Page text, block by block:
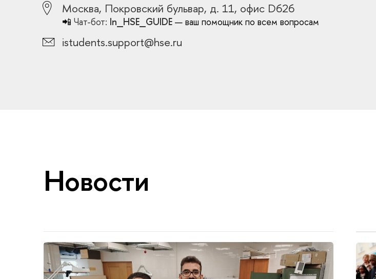
Москва, Покровский бульвар, д. 11, офис D626
📲 Чат-бот: In_HSE_GUIDE — ваш помощник по всем вопросам
istudents.support@hse.ru
Новости